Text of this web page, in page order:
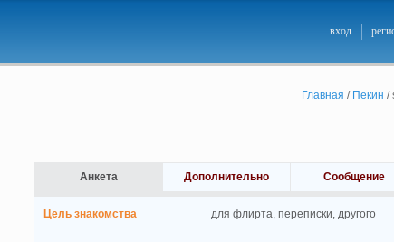
вход
Главная / Пекин /
Анкета Дополнительно Сообщение
Цель знакомства для флирта, переписки, другого